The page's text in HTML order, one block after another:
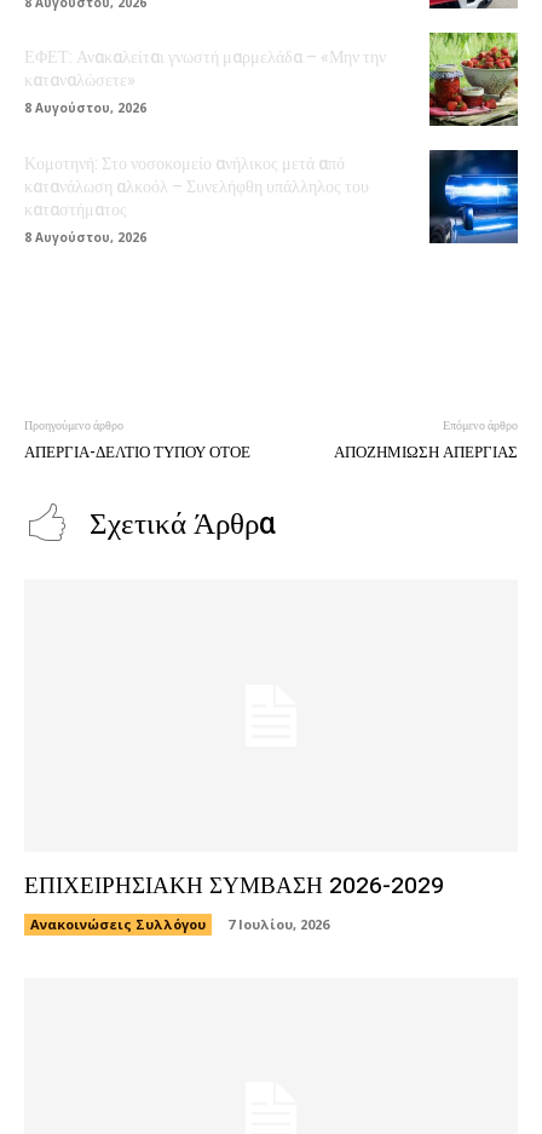
ΕΦΕΤ: Ανακαλείται γνωστή μαρμελάδα – «Μην την
καταναλώσετε»
8 Αυγούστου, 2026
Κομοτηνή: Στο νοσοκομείο ανήλικος μετά από
κατανάλωση αλκοόλ – Συνελήφθη υπάλληλος του
καταστήματος
8 Αυγούστου, 2026
Προηγούμενο άρθρο
ΑΠΕΡΓΙΑ-ΔΕΛΤΙΟ ΤΥΠΟΥ ΟΤΟΕ
Επόμενο άρθρο
ΑΠΟΖΗΜΙΩΣΗ ΑΠΕΡΓΙΑΣ
Σχετικά Άρθρα
ΕΠΙΧΕΙΡΗΣΙΑΚΗ ΣΥΜΒΑΣΗ 2026-2029
Ανακοινώσεις Συλλόγου 7 Ιουλίου, 2026